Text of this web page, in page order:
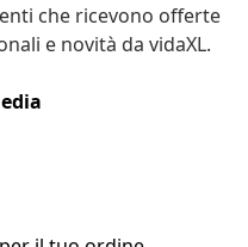
che ricevono offerte
e novità da vidaXL.